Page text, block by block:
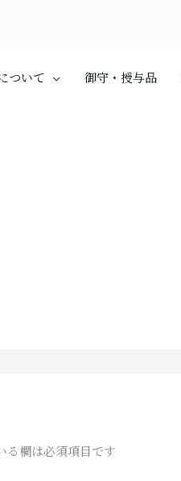
ついて 御守・授与品
る欄は必須項目です